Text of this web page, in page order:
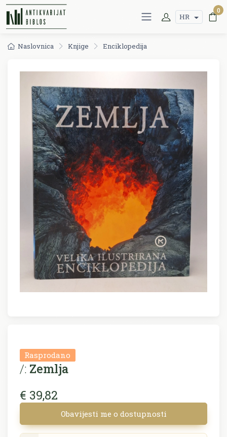
HR
0
Naslovnica Knjige Enciklopedija
Rasprodano
/: Zemlja
€ 39,82
Obavijesti me o dostupnosti